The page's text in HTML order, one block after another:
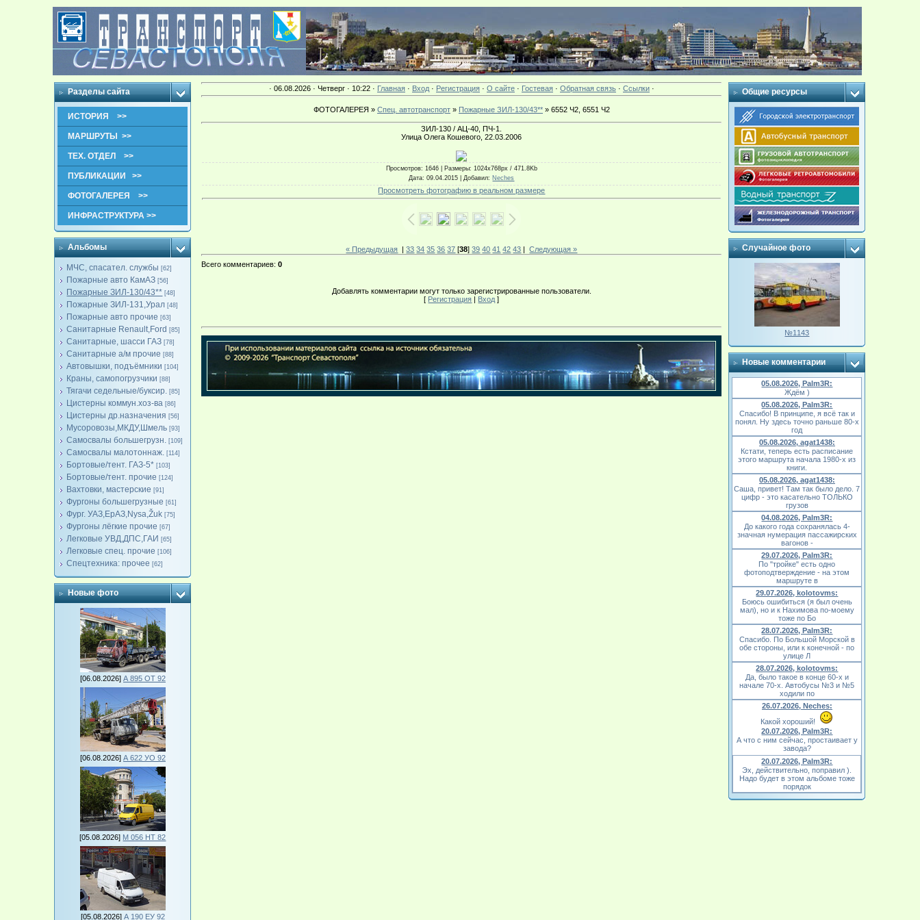
Разделы сайта
ИСТОРИЯ >>
МАРШРУТЫ >>
ТЕХ. ОТДЕЛ >>
ПУБЛИКАЦИИ >>
ФОТОГАЛЕРЕЯ >>
ИНФРАСТРУКТУРА >>
Альбомы
МЧС, спасател. службы [62]
Пожарные авто КамАЗ [56]
Пожарные ЗИЛ-130/43** [48]
Пожарные ЗИЛ-131,Урал [48]
Пожарные авто прочие [63]
Санитарные Renault,Ford [85]
Санитарные, шасси ГАЗ [78]
Санитарные а/м прочие [88]
Автовышки, подъёмники [104]
Краны, самопогрузчики [88]
Тягачи седельные/буксир. [85]
Цистерны коммун.хоз-ва [86]
Цистерны др.назначения [56]
Мусоровозы,МКДУ,Шмель [93]
Самосвалы большегрузн. [109]
Самосвалы малотоннаж. [114]
Бортовые/тент. ГАЗ-5* [103]
Бортовые/тент. прочие [124]
Вахтовки, мастерские [91]
Фургоны большегрузные [61]
Фург. УАЗ,ЕрАЗ,Nysa,Žuk [75]
Фургоны лёгкие прочие [67]
Легковые УВД,ДПС,ГАИ [65]
Легковые спец. прочие [106]
Спецтехника: прочее [62]
Новые фото
[06.08.2026] А 895 ОТ 92
[06.08.2026] А 622 УО 92
[05.08.2026] М 056 НТ 82
[05.08.2026] А 190 ЕУ 92
· 06.08.2026 · Четверг · 10:22 · Главная· Вход· Регистрация· О сайте· Гостевая· Обратная связь· Ссылки·
ФОТОГАЛЕРЕЯ » Спец. автотранспорт» Пожарные ЗИЛ-130/43**» 6552 Ч2, 6551 Ч2
ЗИЛ-130 / АЦ-40, ПЧ-1.
Улица Олега Кошевого, 22.03.2006
Просмотров: 1646 | Размеры: 1024x768px / 471.8Kb
Дата: 09.04.2015 |Добавил: Neches
Просмотреть фотографию в реальном размере
« Предыдущая |33 34 35 36 37 [38]39 40 41 42 43 |Следующая »
Всего комментариев:0
Добавлять комментарии могут только зарегистрированные пользователи.
[ Регистрация | Вход ]
Общие ресурсы
Случайное фото
№1143
Новые комментарии
05.08.2026, Palm3R:
Ждём )
05.08.2026, Palm3R:
Спасибо! В принципе, я всё так и
понял. Ну здесь точно раньше 80-х
год
05.08.2026, agat1438:
Кстати, теперь есть расписание
этого маршрута начала 1980-х из
книги.
05.08.2026, agat1438:
Саша, привет! Там так было дело. 7
цифр - это касательно ТОЛЬКО
грузов
04.08.2026, Palm3R:
До какого года сохранялась 4-
значная нумерация пассажирских
вагонов -
29.07.2026, Palm3R:
По "тройке" есть одно
фотоподтверждение - на этом
маршруте в
29.07.2026, kolotovms:
Боюсь ошибиться (я был очень
мал), но и к Нахимова по-моему
тоже по Бо
28.07.2026, Palm3R:
Спасибо. По Большой Морской в
обе стороны, или к конечной - по
улице Л
28.07.2026, kolotovms:
Да, было такое в конце 60-х и
начале 70-х. Автобусы №3 и №5
ходили по
26.07.2026, Neches:
Какой хороший!
20.07.2026, Palm3R:
А что с ним сейчас, простаивает у
завода?
20.07.2026, Palm3R:
Эх, действительно, поправил ).
Надо будет в этом альбоме тоже
порядок